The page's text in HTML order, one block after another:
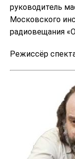
руководитель
Московского
радиовещания
Режиссёр